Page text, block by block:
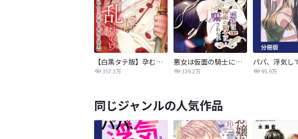
【白黒タテ版】孕むまで乱れいけ～身代わり花嫁と軍服の猛愛
357.3万
悪女は仮面の騎士に騙されない
339.2万 95.9万
同じジャンルの人気作品